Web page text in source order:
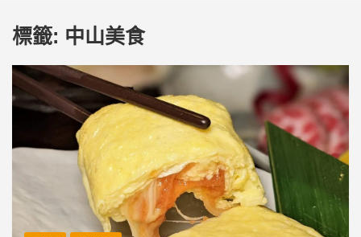
標籤: 中山美食